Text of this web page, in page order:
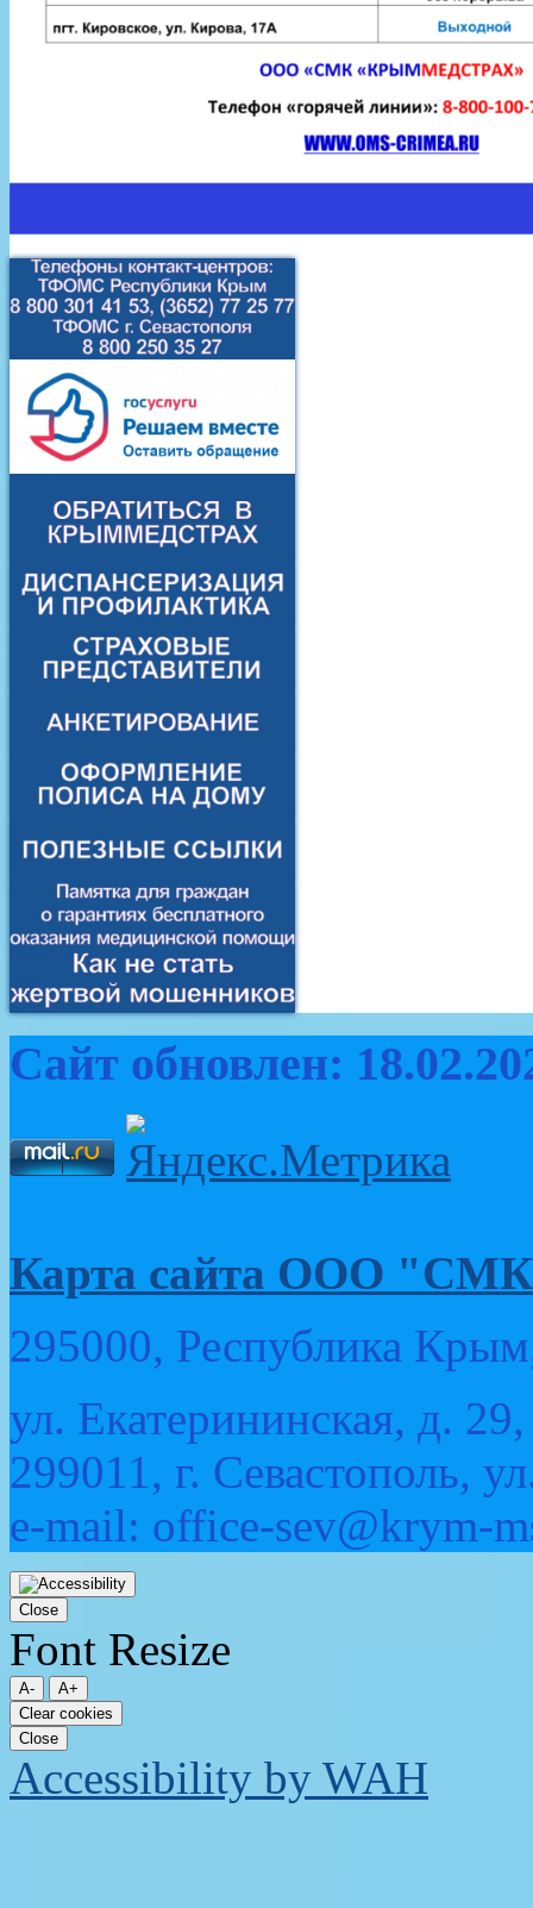
Сайт обновлен:
Карта сайта ООО
295000, Республика
ул. Екатерининская, д.
299011, г. Севастополь,
e-mail: office-sev@krym-
Прокрутка
вверх
Close
Font Resize
A-
A+
Clear cookies
Close
Accessibility by WAH